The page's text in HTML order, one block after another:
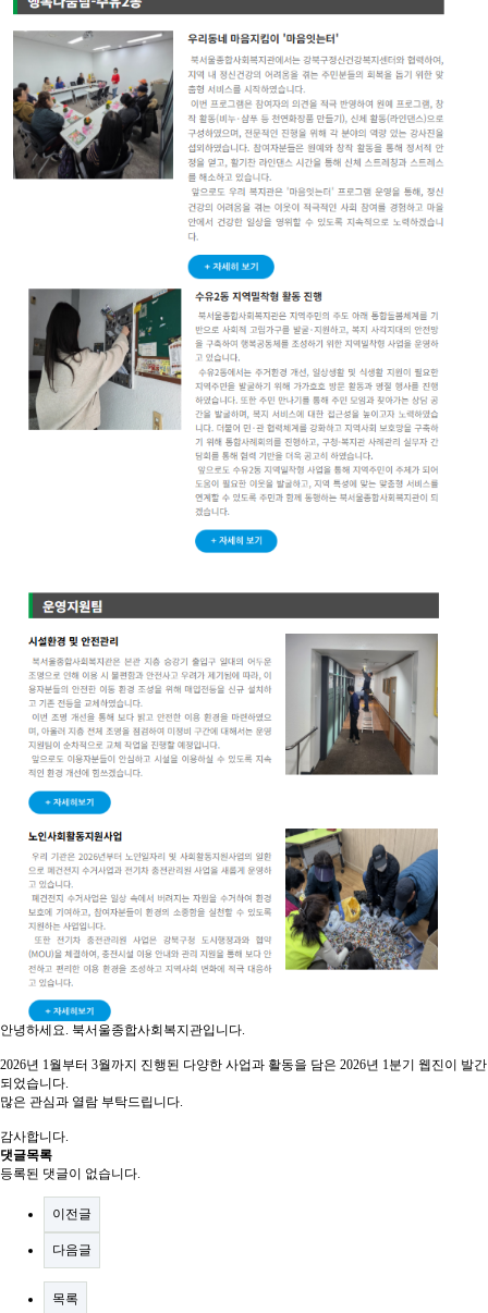
안녕하세요. 북서울종합사회복지관입니다.
2026년 1월부터 3월까지 진행된 다양한 사업과 활동을 담은 2026년 1분기 웹진이 발간
되었습니다.
많은 관심과 열람 부탁드립니다.
감사합니다.
댓글목록
등록된 댓글이 없습니다.
이전글
다음글
목록